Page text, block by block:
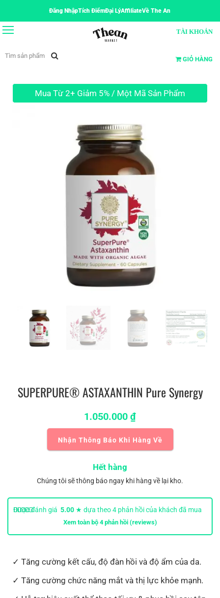
Đăng NhậpTích ĐiểmĐại LýAffiliateVề The An
TÀI KHOẢN
GIỎ HÀNG
Mua Từ 2+ Giảm 5% / Một Mã Sản Phẩm
SUPERPURE® ASTAXANTHIN Pure Synergy
1.050.000 ₫
Nhận Thông Báo Khi Hàng Về
Hết hàng
Chúng tôi sẽ thông báo ngay khi hàng về lại kho.
Được đánh giá 5.00 ★ dựa theo4 phản hồi của khách đã mua
Xem toàn bộ 4phản hồi (reviews)
Tăng cường kết cấu, độ đàn hồi và độ ẩm của da.
Tăng cường chức năng mắt và thị lực khỏe mạnh.